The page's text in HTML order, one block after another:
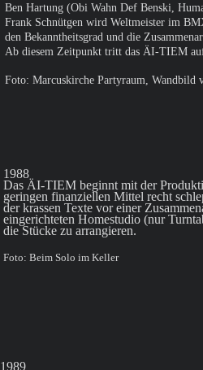
Ben Hartung (Obi Wahn Def Benski,
Frank Schnütgen wird Weltmeister im
den Bekanntheitsgrad und die
Ab diesem Zeitpunkt tritt das ÄI-TIEM
Foto: Marcuskirche Partyraum, Wandbild
1988
Das ÄI-TIEM beginnt mit der
geringen finanziellen Mittel recht
der krassen Texte vor einer
eingerichteten Homestudio (nur
die Stücke zu arrangieren.
Foto: Beim Solo im Keller
1989